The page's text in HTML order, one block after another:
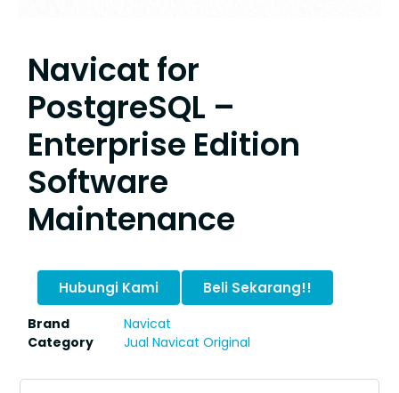
Navicat for
PostgreSQL –
Enterprise Edition
Software
Maintenance
Hubungi Kami Beli Sekarang!!
Brand
Navicat
Category
Jual Navicat Original